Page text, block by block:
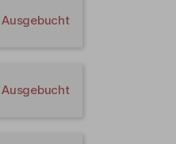
Ausgebucht
Ausgebucht